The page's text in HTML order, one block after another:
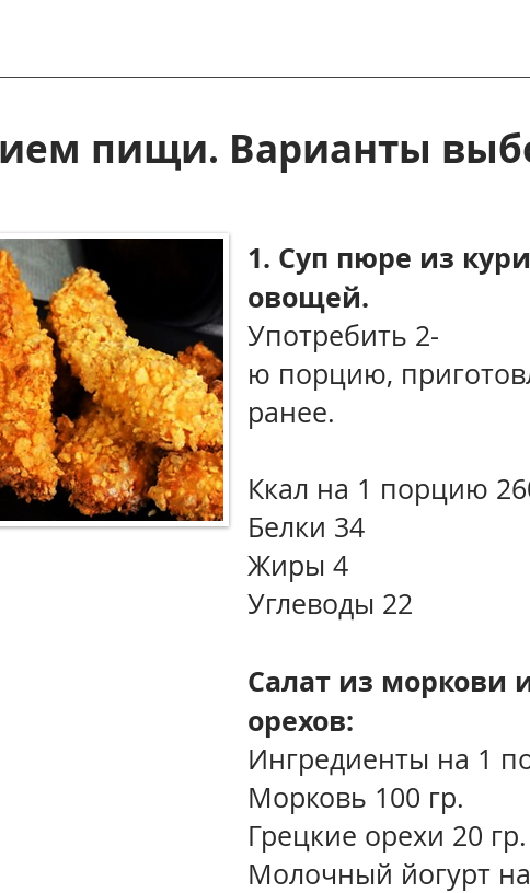
пищи. Варианты
1. Суп пюре из
овощей.
Употребить 2-
ю порцию,
ранее.
Ккал на 1 порцию
Белки 34
Жиры 4
Углеводы 22
Салат из моркови
орехов:
Ингредиенты на 1
Морковь 100 гр.
Грецкие орехи 20 гр.
Молочный йогурт